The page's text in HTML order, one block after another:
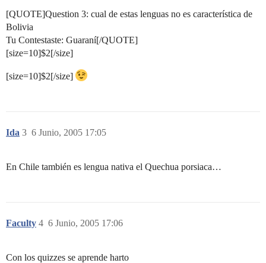
[QUOTE]Question 3: cual de estas lenguas no es característica de
Bolivia
Tu Contestaste: Guaraní[/QUOTE]
[size=10]$2[/size]
[size=10]$2[/size]
Ida 6 Junio, 2005 17:05
3
En Chile también es lengua nativa el Quechua porsiaca…
Faculty 6 Junio, 2005 17:06
4
Con los quizzes se aprende harto